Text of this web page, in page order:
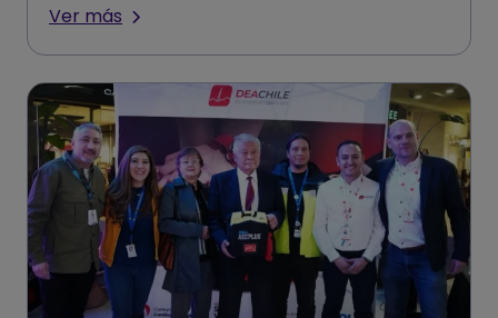
Ver más